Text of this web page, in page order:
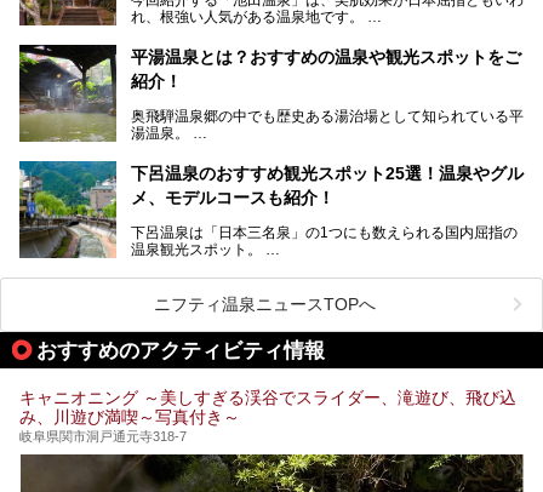
温泉ですよ！
れ、根強い人気がある温泉地です。
温泉旅として利用することができます。
池田温泉には道の駅があるなど、温泉、観光、買い物と、さ
そんな池田温泉の魅力を詳しく紹介していきます！
平湯温泉とは？おすすめの温泉や観光スポットをご
紹介！
奥飛騨温泉郷の中でも歴史ある湯治場として知られている平
湯温泉。
らの利用客も増え、ますます賑わいを見せています。そこで
今回は、平湯温泉の観光スポットとおすすめの温泉施設を紹
介します。気になる温泉をぜひチェックしてみてください。
下呂温泉のおすすめ観光スポット25選！温泉やグル
メ、モデルコースも紹介！
下呂温泉は「日本三名泉」の1つにも数えられる国内屈指の
温泉観光スポット。
のグルメを楽しんだり、周辺にある名所にも足を伸ばしたり
したいもの。
本記事では、下呂温泉エリアにあるおすすめの観光スポット
をご紹介するとともに散策する際のモデルコースもご提案。
下呂温泉観光をたっぷりとガイドします！
ニフティ温泉ニュースTOPへ
おすすめのアクティビティ情報
キャニオニング ～美しすぎる渓谷でスライダー、滝遊び、飛び込
み、川遊び満喫～写真付き～
岐阜県関市洞戸通元寺318-7